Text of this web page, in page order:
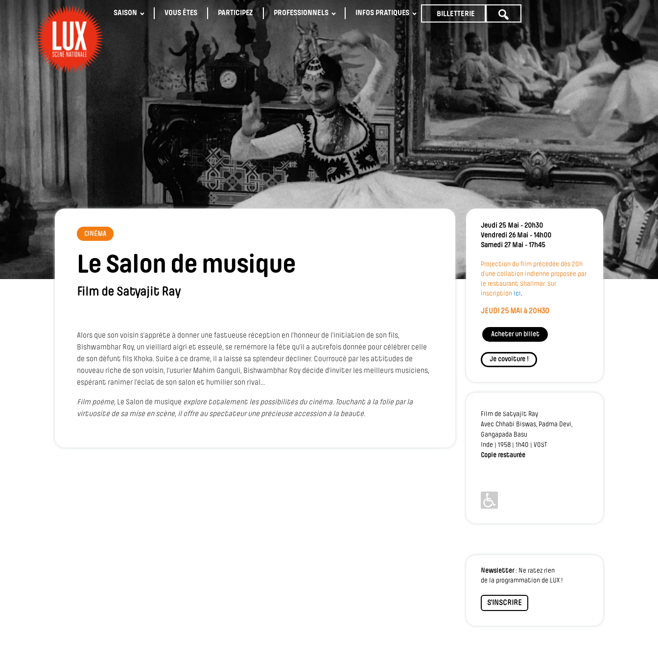
SAISON VOUS ÊTES PARTICIPEZ PROFESSIONNELS INFOS PRATIQUES BILLETTERIE
TOUTE
PROGRAMMATION
CINÉMA
Le Salon de musique
Film de Satyajit Ray
Alors que son voisin s’apprête à donner une fastueuse réception en l’honneur de l’initiation de son fils,
Bishwambhar Roy, un vieillard aigri et esseulé, se remémore la fête qu’il a autrefois donnée pour célébrer celle
de son défunt fils Khoka. Suite à ce drame, il a laissé sa splendeur décliner. Courroucé par les attitudes de
nouveau riche de son voisin, l’usurier Mahim Ganguli, Bishwambhar Roy décide d’inviter les meilleurs musiciens,
espérant ranimer l’éclat de son salon et humilier son rival…
Film poème, Le Salon de musique explore totalement les possibilités du cinéma. Touchant à la folie par la
virtuosité de sa mise en scène, il offre au spectateur une précieuse accession à la beauté.
Jeudi 25 Mai - 20h30
Vendredi 26 Mai - 14h00
Samedi 27 Mai - 17h45
Projection du film précédée dès 20h
d’une collation indienne proposée par
le restaurant Shalimar. Sur
inscription ici.
JEUDI 25 MAI à 20H30
Acheter un billet
Je covoiture !
Film de Satyajit Ray
Avec Chhabi Biswas, Padma Devi,
Gangapada Basu
Inde | 1958 | 1h40 | VOST
Copie restaurée
Newsletter: Ne ratez rien
de la programmation de LUX !
S'INSCRIRE